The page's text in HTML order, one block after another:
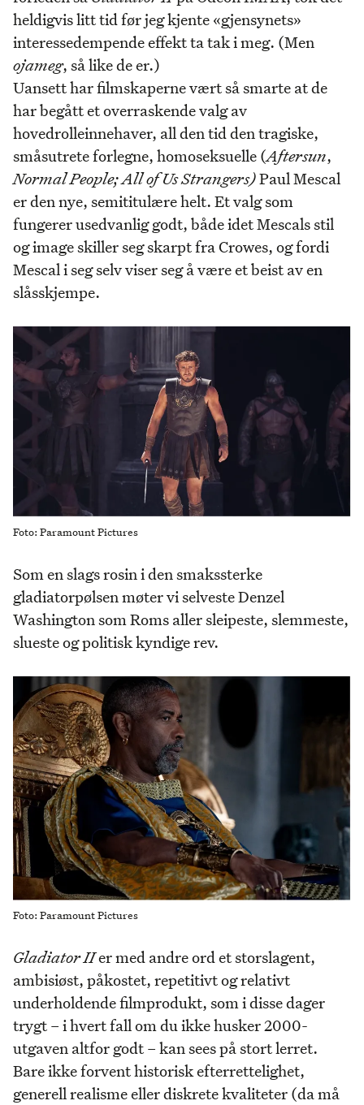
heldigvis litt tid før jeg kjente «gjensynets»
interessedempende effekt ta tak i meg. (Men
ojameg, så like de er.)
Uansett har filmskaperne vært så smarte at de
har begått et overraskende valg av
hovedrolleinnehaver, all den tid den tragiske,
småsutrete forlegne, homoseksuelle (Aftersun,
Normal People; All of Us Strangers)Paul Mescal
er den nye, semititulære helt. Et valg som
fungerer usedvanlig godt, både idet Mescals stil
og image skiller seg skarpt fra Crowes, og fordi
Mescal i seg selv viser seg å være et beist av en
slåsskjempe.
Foto: Paramount Pictures
Som en slags rosin i den smakssterke
gladiatorpølsen møter vi selveste Denzel
Washington som Roms aller sleipeste, slemmeste,
slueste og politisk kyndige rev.
Foto: Paramount Pictures
Gladiator IIer med andre ord et storslagent,
ambisiøst, påkostet, repetitivt og relativt
underholdende filmprodukt, som i disse dager
trygt – i hvert fall om du ikke husker 2000-
utgaven altfor godt – kan sees på stort lerret.
Bare ikke forvent historisk efterrettelighet,
generell realisme eller diskrete kvaliteter (da må